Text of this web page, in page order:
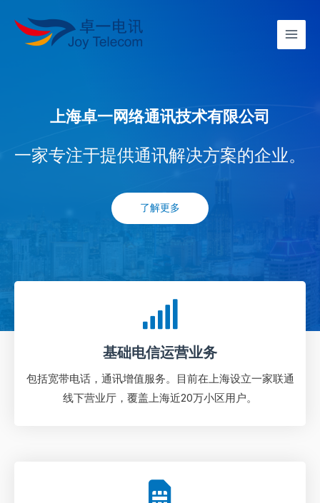
上海卓一网络通讯技术有限公司
一家专注于提供通讯解决方案的企业。
了解更多
基础电信运营业务
包括宽带电话，通讯增值服务。目前在上海设立一家联通
线下营业厅，覆盖上海近20万小区用户。